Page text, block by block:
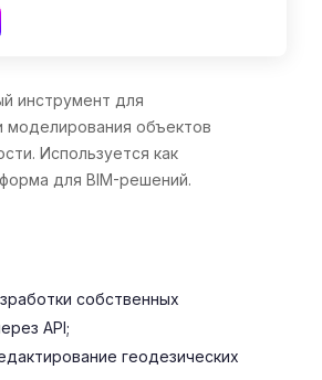
инструмент для
моделирования объектов
Используется как
для BIM-решений.
собственных
API;
геодезических